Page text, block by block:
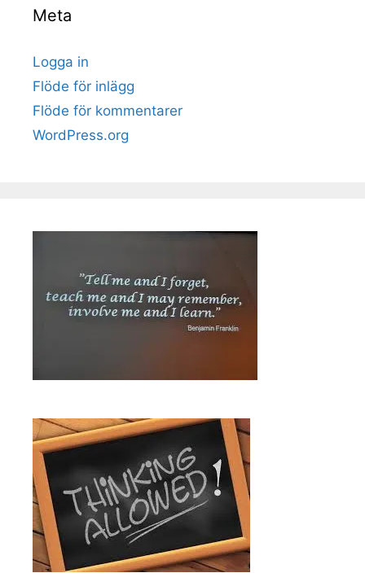
Meta
Logga in
Flöde för inlägg
Flöde för kommentarer
WordPress.org